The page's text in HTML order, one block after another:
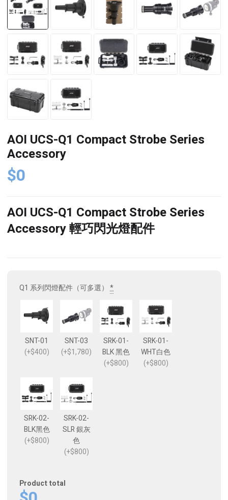
AOI UCS-Q1 Compact Strobe Series
Accessory
$0
AOI UCS-Q1 Compact Strobe Series
Accessory 輕巧閃光燈配件
Q1 系列閃燈配件（可多選） *
SNT-01
(+$400)
SNT-03
(+$1,780)
SRK-01-
BLK 黑色
(+$800)
SRK-01-
WHT白色
(+$800)
SRK-02-
BLK黑色
(+$800)
SRK-02-
SLR 銀灰
色
(+$800)
Product total